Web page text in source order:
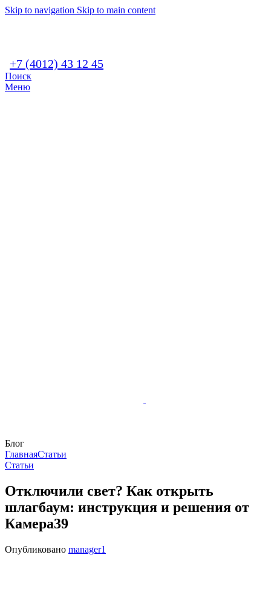
Skip to navigation Skip to main content
+7 (4012) 43 12 45
Поиск
Меню
Блог
ГлавнаяСтатьи
Статьи
Отключили свет? Как открыть
шлагбаум: инструкция и решения от
Камера39
Опубликовано manager1